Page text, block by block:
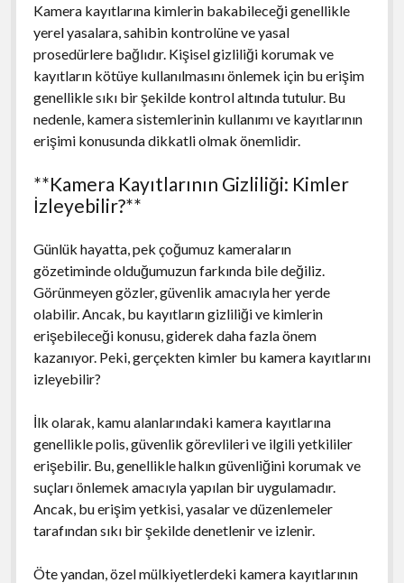
Kamera kayıtlarına kimlerin bakabileceği genellikle
yerel yasalara, sahibin kontrolüne ve yasal
prosedürlere bağlıdır. Kişisel gizliliği korumak ve
kayıtların kötüye kullanılmasını önlemek için bu erişim
genellikle sıkı bir şekilde kontrol altında tutulur. Bu
nedenle, kamera sistemlerinin kullanımı ve kayıtlarının
erişimi konusunda dikkatli olmak önemlidir.
**Kamera Kayıtlarının Gizliliği: Kimler
İzleyebilir?**
Günlük hayatta, pek çoğumuz kameraların
gözetiminde olduğumuzun farkında bile değiliz.
Görünmeyen gözler, güvenlik amacıyla her yerde
olabilir. Ancak, bu kayıtların gizliliği ve kimlerin
erişebileceği konusu, giderek daha fazla önem
kazanıyor. Peki, gerçekten kimler bu kamera kayıtlarını
izleyebilir?
İlk olarak, kamu alanlarındaki kamera kayıtlarına
genellikle polis, güvenlik görevlileri ve ilgili yetkililer
erişebilir. Bu, genellikle halkın güvenliğini korumak ve
suçları önlemek amacıyla yapılan bir uygulamadır.
Ancak, bu erişim yetkisi, yasalar ve düzenlemeler
tarafından sıkı bir şekilde denetlenir ve izlenir.
Öte yandan, özel mülkiyetlerdeki kamera kayıtlarının